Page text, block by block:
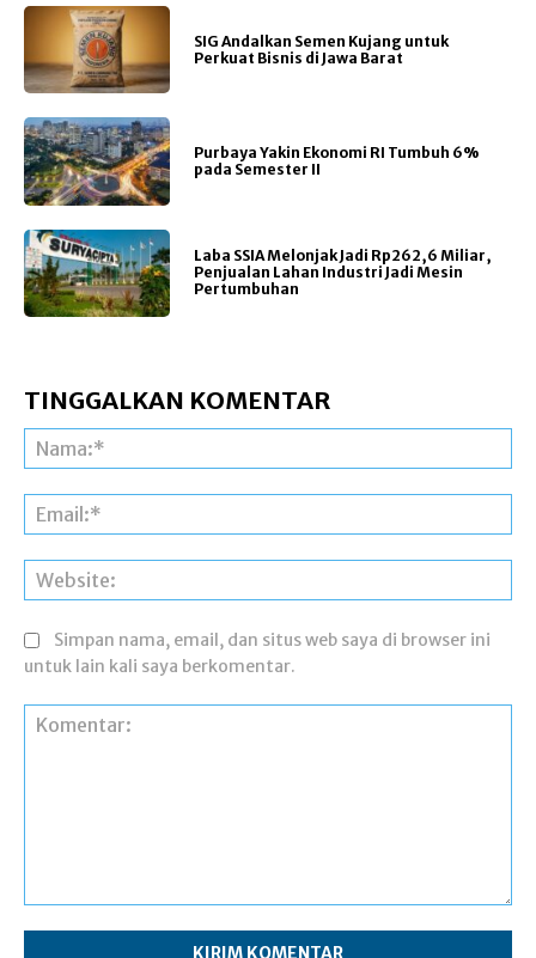
SIG Andalkan Semen Kujang untuk
Perkuat Bisnis di Jawa Barat
Purbaya Yakin Ekonomi RI Tumbuh 6%
pada Semester II
Laba SSIA Melonjak Jadi Rp262,6 Miliar,
Penjualan Lahan Industri Jadi Mesin
Pertumbuhan
TINGGALKAN KOMENTAR
Simpan nama, email, dan situs web saya di browser ini
untuk lain kali saya berkomentar.